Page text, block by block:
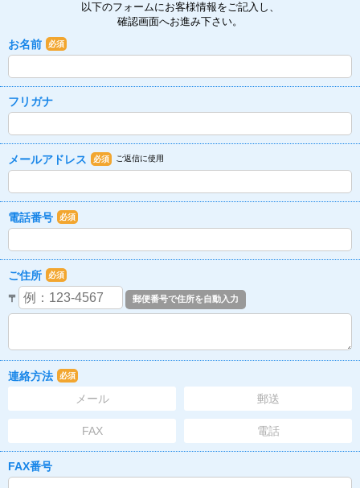
以下のフォームにお客様情報をご記入し、
確認画面へお進み下さい。
お名前 必須
フリガナ
メールアドレス 必須 ご返信に使用
電話番号 必須
ご住所 必須
〒
連絡方法 必須
メール 郵送
FAX 電話
FAX番号